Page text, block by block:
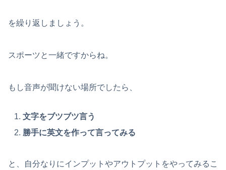
を繰り返しましょう。
スポーツと一緒ですからね。
もし音声が聞けない場所でしたら、
文字をブツブツ言う
勝手に英文を作って言ってみる
と、自分なりにインプットやアウトプットをやってみるこ